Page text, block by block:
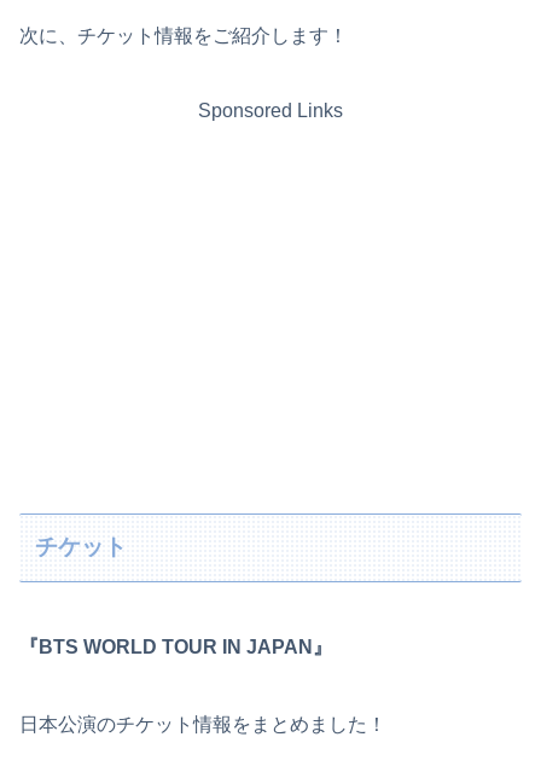
次に、チケット情報をご紹介します！
Sponsored Links
チケット
『BTS WORLD TOUR IN JAPAN』
日本公演のチケット情報をまとめました！